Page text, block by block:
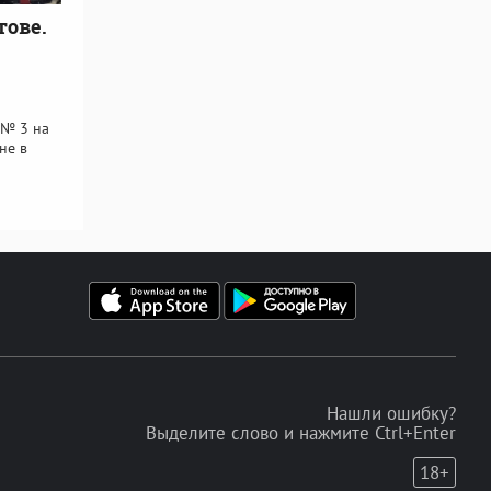
№ 3 на
в
Нашли ошибку?
Выделите слово и нажмите Ctrl+Enter
18+